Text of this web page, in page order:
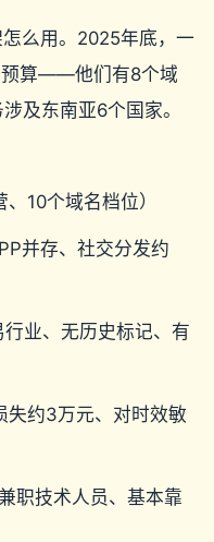
么用。2025年底，一
预算——他们有8个域
及东南亚6个国家。
10个域名档位）
并存、社交分发约
业、无历史标记、有
失约3万元、对时效敏
职技术人员、基本靠